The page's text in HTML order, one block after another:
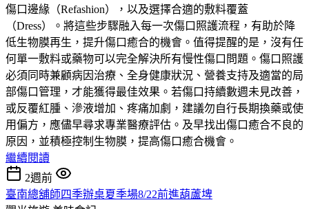
傷口邊緣（Refashion），以及選擇合適的敷料覆蓋
（Dress）。將這些步驟融入每一次傷口照護流程，有助於降
低生物膜再生，提升傷口癒合的機會。值得提醒的是，沒有任
何單一敷料或藥物可以完全解決所有慢性傷口問題。傷口照護
必須同時兼顧病因治療、全身健康狀況、營養支持及適當的局
部傷口管理，才能獲得最佳效果。若傷口持續數週未見改善，
或反覆紅腫、滲液增加、疼痛加劇，建議勿自行長期換藥或使
用偏方，應儘早尋求專業醫療評估。及早找出傷口癒合不良的
原因，並積極控制生物膜，提高傷口癒合機會。
繼續閱讀
2週前
臺南總舖師四季辦桌夏季場8/22前進葫蘆埤